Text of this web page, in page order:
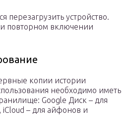
перезагрузить устройство.
повторном включении
копии истории
необходимо иметь
Google Диск – для
– для айфонов и